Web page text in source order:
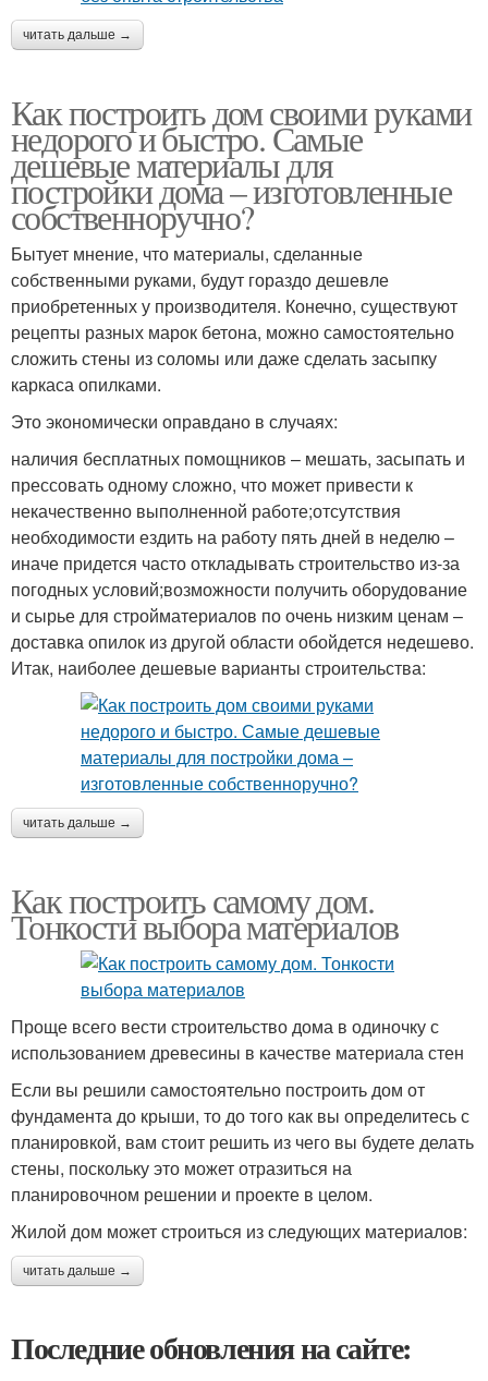
читать дальше →
Как построить дом своими руками
недорого и быстро. Самые
дешевые материалы для
постройки дома – изготовленные
собственноручно?
Бытует мнение, что материалы, сделанные
собственными руками, будут гораздо дешевле
приобретенных у производителя. Конечно, существуют
рецепты разных марок бетона, можно самостоятельно
сложить стены из соломы или даже сделать засыпку
каркаса опилками.
Это экономически оправдано в случаях:
наличия бесплатных помощников – мешать, засыпать и
прессовать одному сложно, что может привести к
некачественно выполненной работе;отсутствия
необходимости ездить на работу пять дней в неделю –
иначе придется часто откладывать строительство из-за
погодных условий;возможности получить оборудование
и сырье для стройматериалов по очень низким ценам –
доставка опилок из другой области обойдется недешево.
Итак, наиболее дешевые варианты строительства:
читать дальше →
Как построить самому дом.
Тонкости выбора материалов
Проще всего вести строительство дома в одиночку с
использованием древесины в качестве материала стен
Если вы решили самостоятельно построить дом от
фундамента до крыши, то до того как вы определитесь с
планировкой, вам стоит решить из чего вы будете делать
стены, поскольку это может отразиться на
планировочном решении и проекте в целом.
Жилой дом может строиться из следующих материалов:
читать дальше →
Последние обновления на сайте: